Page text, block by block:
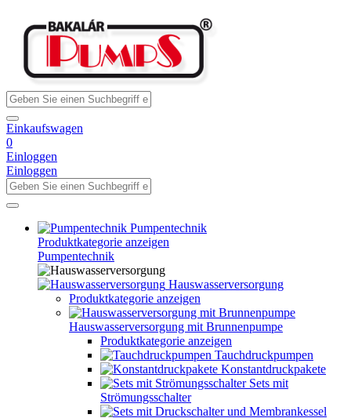
Einkaufswagen
0
Einloggen
Einloggen
Pumpentechnik
Produktkategorie anzeigen
Pumpentechnik
Hauswasserversorgung
Produktkategorie anzeigen
Hauswasserversorgung mit Brunnenpumpe
Produktkategorie anzeigen
Tauchdruckpumpen
Konstantdruckpakete
Sets mit
Strömungsschalter